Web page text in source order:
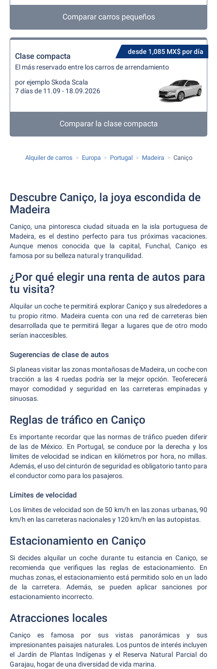
Comparar carros pequeños
desde 1,085 MX$ por día
Clase compacta
El más reservado entre los carros de arrendamiento
por ejemplo Skoda Scala
7 días de 11.09 - 18.09.2026
Comparar la clase compacta
Alquiler de carros Europa Portugal Madeira Caniço
Descubre Caniço, la joya escondida de
Madeira
Caniço, una pintoresca ciudad situada en la isla portuguesa de
Madeira, es el destino perfecto para tus próximas vacaciones.
Aunque menos conocida que la capital, Funchal, Caniço es
famosa por su belleza natural y tranquilidad.
¿Por qué elegir una renta de autos para
tu visita?
Alquilar un coche te permitirá explorar Caniço y sus alrededores a
tu propio ritmo. Madeira cuenta con una red de carreteras bien
desarrollada que te permitirá llegar a lugares que de otro modo
serían inaccesibles.
Sugerencias de clase de autos
Si planeas visitar las zonas montañosas de Madeira, un coche con
tracción a las 4 ruedas podría ser la mejor opción. Teoferecerá
mayor comodidad y seguridad en las carreteras empinadas y
sinuosas.
Reglas de tráfico en Caniço
Es importante recordar que las normas de tráfico pueden diferir
de las de México. En Portugal, se conduce por la derecha y los
límites de velocidad se indican en kilómetros por hora, no millas.
Además, el uso del cinturón de seguridad es obligatorio tanto para
el conductor como para los pasajeros.
Límites de velocidad
Los límites de velocidad son de 50 km/h en las zonas urbanas, 90
km/h en las carreteras nacionales y 120 km/h en las autopistas.
Estacionamiento en Caniço
Si decides alquilar un coche durante tu estancia en Caniço, se
recomienda que verifiques las reglas de estacionamiento. En
muchas zonas, el estacionamiento está permitido solo en un lado
de la carretera. Además, se pueden aplicar sanciones por
estacionamiento incorrecto.
Atracciones locales
Caniço es famosa por sus vistas panorámicas y sus
impresionantes paisajes naturales. Los puntos de interés incluyen
el Jardín de Plantas Indígenas y el Reserva Natural Parcial do
Garajau, hogar de una diversidad de vida marina.